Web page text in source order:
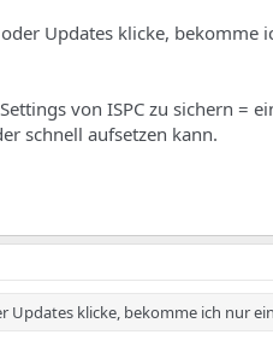
Updates klicke, bekomme
von ISPC zu sichern =
schnell aufsetzen kann.
Updates klicke, bekomme ich nur